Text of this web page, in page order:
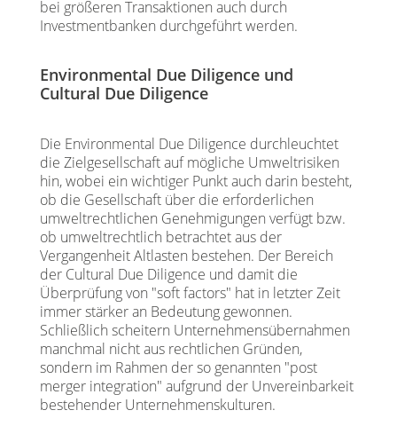
bei größeren Transaktionen auch durch
Investmentbanken durchgeführt werden.
Environmental Due Diligence und
Cultural Due Diligence
Die Environmental Due Diligence durchleuchtet
die Zielgesellschaft auf mögliche Umweltrisiken
hin, wobei ein wichtiger Punkt auch darin besteht,
ob die Gesellschaft über die erforderlichen
umweltrechtlichen Genehmigungen verfügt bzw.
ob umweltrechtlich betrachtet aus der
Vergangenheit Altlasten bestehen. Der Bereich
der Cultural Due Diligence und damit die
Überprüfung von "soft factors" hat in letzter Zeit
immer stärker an Bedeutung gewonnen.
Schließlich scheitern Unternehmensübernahmen
manchmal nicht aus rechtlichen Gründen,
sondern im Rahmen der so genannten "post
merger integration" aufgrund der Unvereinbarkeit
bestehender Unternehmenskulturen.